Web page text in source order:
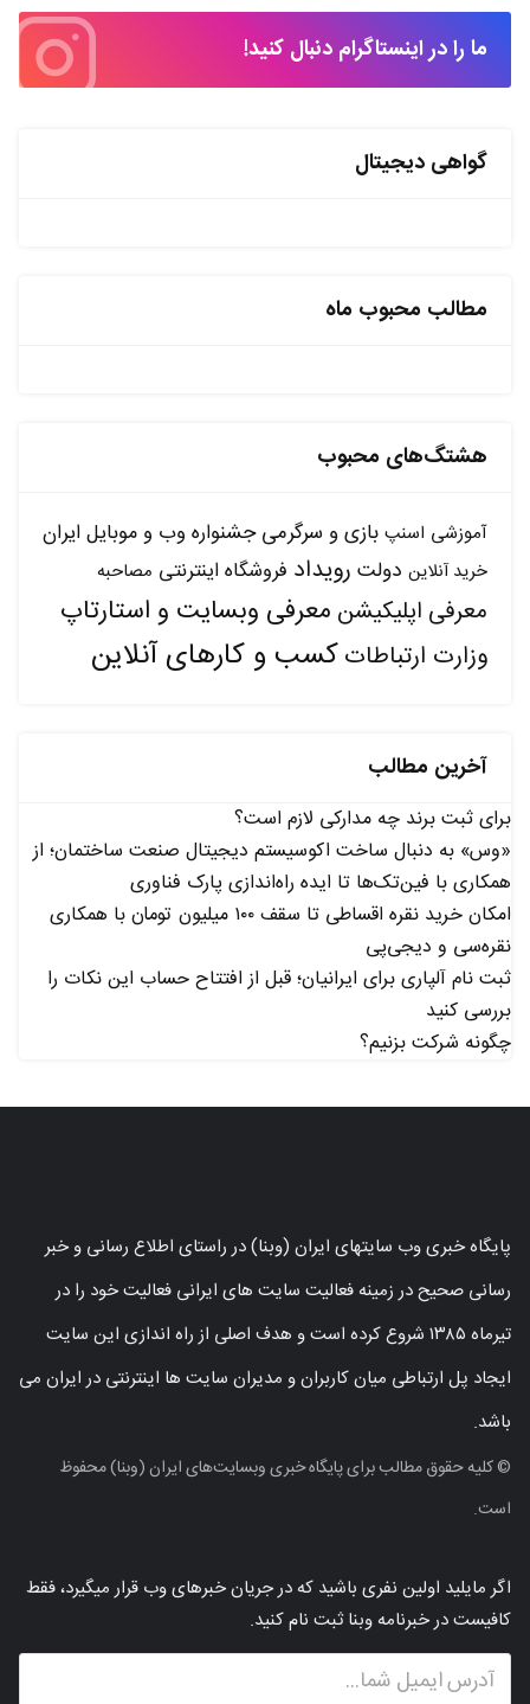
ما را در اینستاگرام دنبال کنید!
گواهی دیجیتال
مطالب محبوب ماه
هشتگ‌های محبوب
آموزشی اسنپ بازی و سرگرمی جشنواره وب و موبایل ایران
خرید آنلاین دولت رویداد فروشگاه اینترنتی مصاحبه
معرفی اپلیکیشن معرفی وبسایت و استارتاپ
وزارت ارتباطاتکسب و کارهای آنلاین
آخرین مطالب
برای ثبت برند چه مدارکی لازم است؟
«وس» به دنبال ساخت اکوسیستم دیجیتال صنعت ساختمان؛ از
همکاری با فین‌تک‌ها تا ایده راه‌اندازی پارک فناوری
امکان خرید نقره اقساطی تا سقف ۱۰۰ میلیون تومان با همکاری
نقره‌سی و دیجی‌پی
ثبت نام آلپاری برای ایرانیان؛ قبل از افتتاح حساب این نکات را
بررسی کنید
چگونه شرکت بزنیم؟
پایگاه خبری وب سایتهای ایران (وبنا) در راستای اطلاع رسانی و خبر
رسانی صحیح در زمینه فعالیت سایت های ایرانی فعالیت خود را در
تیرماه ۱۳۸۵ شروع کرده است و هدف اصلی از راه اندازی این سایت
ایجاد پل ارتباطی میان کاربران و مدیران سایت ها اینترنتی در ایران می
باشد.
© کلیه حقوق مطالب برای پایگاه خبری وبسایت‌های ایران (وبنا) محفوظ
است.
اگر مایلید اولین نفری باشید که در جریان خبرهای وب قرار میگیرد، فقط
کافیست در خبرنامه وبنا ثبت نام کنید.